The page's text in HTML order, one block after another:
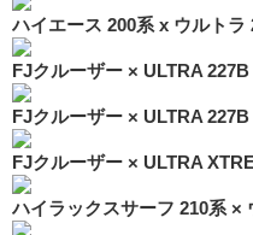
ハイエース 200系 x ウルト
FJクルーザー × ULTRA
FJクルーザー × ULTRA
FJクルーザー × ULTRA
ハイラックスサーフ 210系